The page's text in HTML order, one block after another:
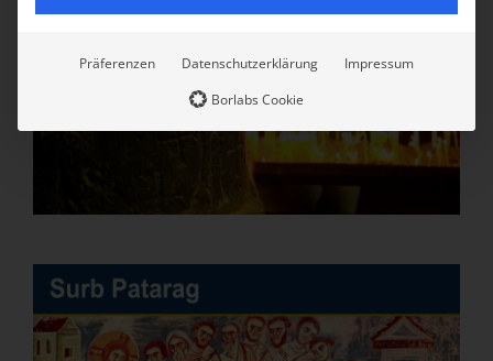
Präferenzen Datenschutzerklärung
Impressum
Borlabs Cookie